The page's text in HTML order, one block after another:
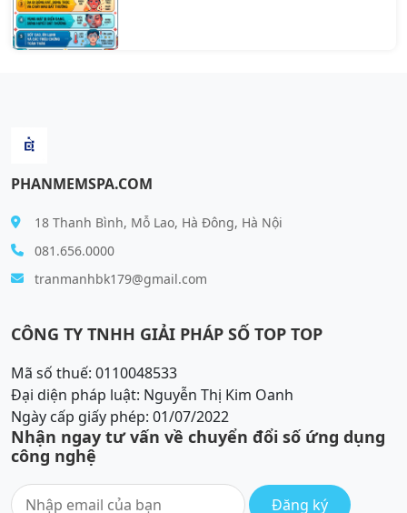
PHANMEMSPA.COM
18 Thanh Bình, Mỗ Lao, Hà Đông, Hà Nội
081.656.0000
tranmanhbk179@gmail.com
CÔNG TY TNHH GIẢI PHÁP SỐ TOP TOP
Mã số thuế: 0110048533
Đại diện pháp luật: Nguyễn Thị Kim Oanh
Ngày cấp giấy phép: 01/07/2022
Nhận ngay tư vấn về chuyển đổi số ứng dụng
công nghệ
Đăng ký